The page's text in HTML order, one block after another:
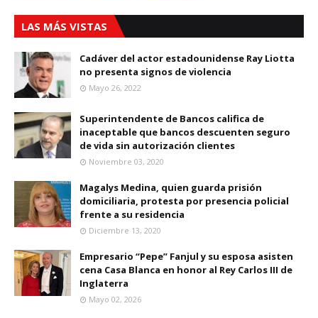
LAS MÁS VISTAS
Cadáver del actor estadounidense Ray Liotta
no presenta signos de violencia
Mayo 26, 2022
Superintendente de Bancos califica de
inaceptable que bancos descuenten seguro
de vida sin autorización clientes
Noviembre 03, 2020
Magalys Medina, quien guarda prisión
domiciliaria, protesta por presencia policial
frente a su residencia
Diciembre 13, 2020
Empresario “Pepe” Fanjul y su esposa asisten
cena Casa Blanca en honor al Rey Carlos III de
Inglaterra
Mayo 02, 2026